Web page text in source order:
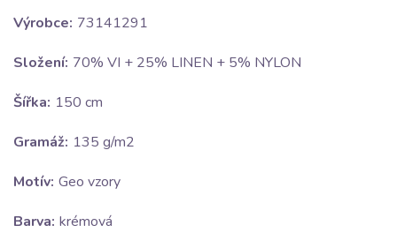
Výrobce: 73141291
Složení: 70% VI + 25% LINEN + 5% NYLON
Šířka: 150 cm
Gramáž: 135 g/m2
Motív: Geo vzory
Barva: krémová